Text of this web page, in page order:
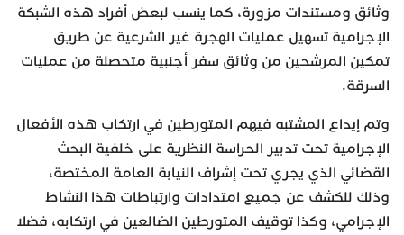
وثائق ومستندات مزورة، كما ينسب لبعض أفراد هذه الشبكة
الإجرامية تسهيل عمليات الهجرة غير الشرعية عن طريق
تمكين المرشحين من وثائق سفر أجنبية متحصلة من عمليات
السرقة.
وتم إيداع المشتبه فيهم المتورطين في ارتكاب هذه الأفعال
الإجرامية تحت تدبير الحراسة النظرية على خلفية البحث
القضائي الذي يجري تحت إشراف النيابة العامة المختصة،
وذلك للكشف عن جميع امتدادات وارتباطات هذا النشاط
الإجرامي، وكذا توقيف المتورطين الضالعين في ارتكابه، فضلا